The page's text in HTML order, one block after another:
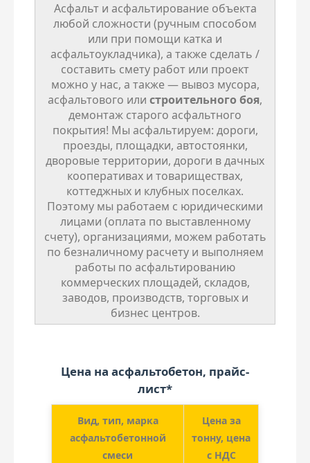
Асфальт и асфальтирование объекта
любой сложности (ручным способом
или при помощи катка и
асфальтоукладчика), а также сделать /
составить смету работ или проект
можно у нас, а также — вывоз мусора,
асфальтового или строительного боя,
демонтаж старого асфальтного
покрытия! Мы асфальтируем: дороги,
проезды, площадки, автостоянки,
дворовые территории, дороги в дачных
кооперативах и товариществах,
коттеджных и клубных поселках.
Поэтому мы работаем с юридическими
лицами (оплата по выставленному
счету), организациями, можем работать
по безналичному расчету и выполняем
работы по асфальтированию
коммерческих площадей, складов,
заводов, производств, торговых и
бизнес центров.
Цена на асфальтобетон, прайс-
лист*
Вид, тип, марка
асфальтобетонной
смеси
Цена за
тонну, цена
с НДС